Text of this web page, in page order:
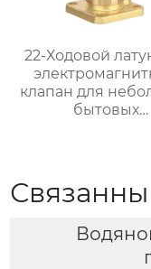
22-Ходовой
клапан для
бытовых